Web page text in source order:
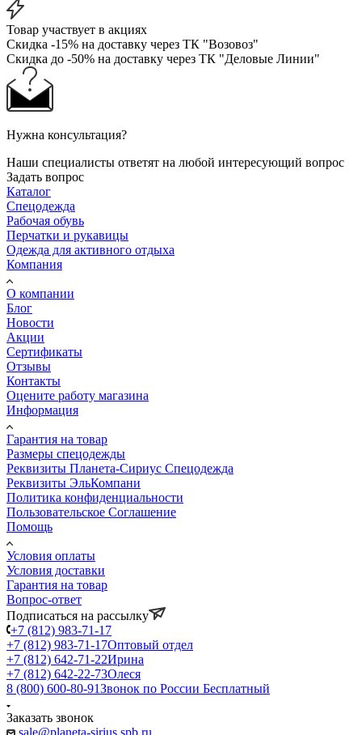
Товар участвует в акциях
Скидка -15% на доставку через ТК "Возовоз"
Скидка до -50% на доставку через ТК "Деловые Линии"
Нужна консультация?
Наши специалисты ответят на любой интересующий вопрос
Задать вопрос
Каталог
Спецодежда
Рабочая обувь
Перчатки и рукавицы
Одежда для активного отдыха
Компания
О компании
Блог
Новости
Акции
Сертификаты
Отзывы
Контакты
Оцените работу магазина
Информация
Гарантия на товар
Размеры спецодежды
Реквизиты Планета-Сириус Спецодежда
Реквизиты ЭльКомпани
Политика конфиденциальности
Пользовательское Соглашение
Помощь
Условия оплаты
Условия доставки
Гарантия на товар
Вопрос-ответ
Подписаться на рассылку
+7 (812) 983-71-17
+7 (812) 983-71-17Оптовый отдел
+7 (812) 642-71-22Ирина
+7 (812) 642-22-73Олеся
8 (800) 600-80-91Звонок по России Бесплатный
Заказать звонок
sale@planeta-sirius.spb.ru